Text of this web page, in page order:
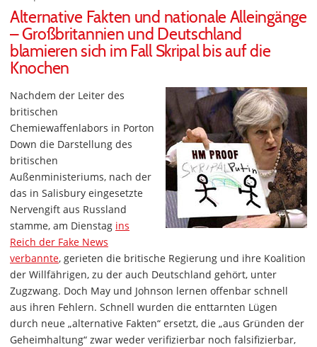
Alternative Fakten und nationale Alleingänge
– Großbritannien und Deutschland
blamieren sich im Fall Skripal bis auf die
Knochen
Nachdem der Leiter des
britischen
Chemiewaffenlabors in Porton
Down die Darstellung des
britischen
Außenministeriums, nach der
das in Salisbury eingesetzte
Nervengift aus Russland
stamme, am Dienstag ins
Reich der Fake News
verbannte, gerieten die britische Regierung und ihre Koalition
der Willfährigen, zu der auch Deutschland gehört, unter
Zugzwang. Doch May und Johnson lernen offenbar schnell
aus ihren Fehlern. Schnell wurden die enttarnten Lügen
durch neue „alternative Fakten“ ersetzt, die „aus Gründen der
Geheimhaltung“ zwar weder verifizierbar noch falsifizierbar,